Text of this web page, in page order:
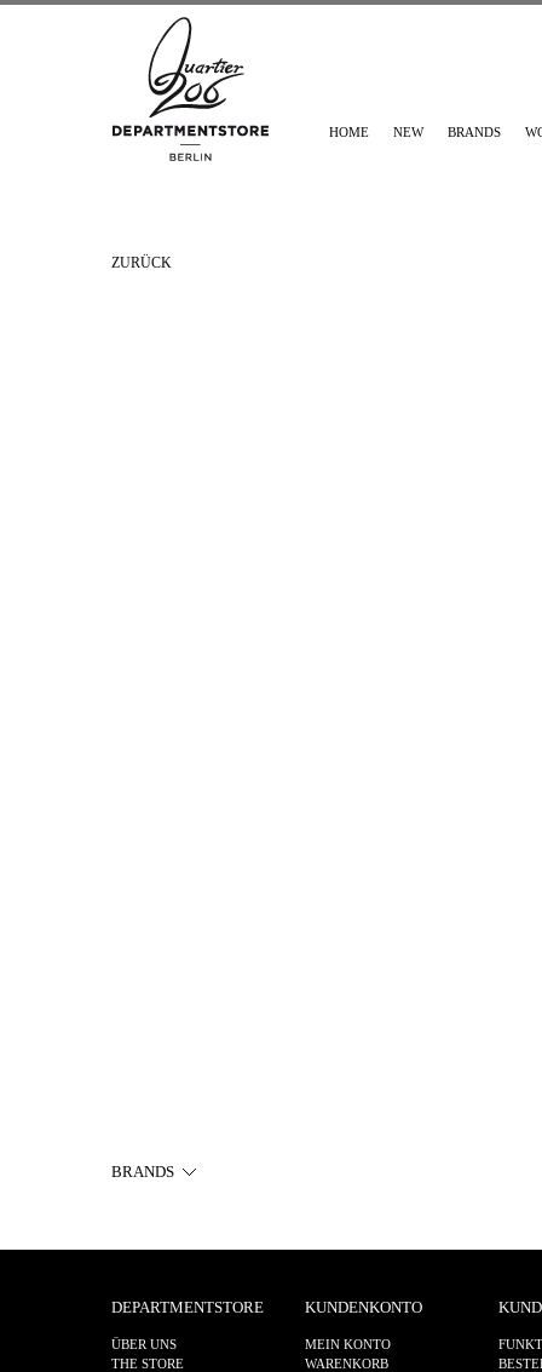
HOME NEW BRANDS
ZURÜCK
BRANDS
DEPARTMENTSTORE
ÜBER UNS
THE STORE
KUNDENKONTO
MEIN KONTO
WARENKORB